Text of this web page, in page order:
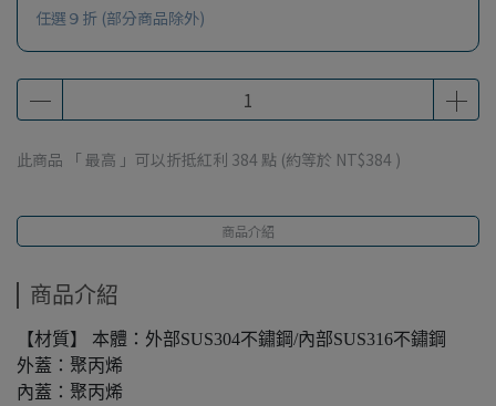
任選９折 (部分商品除外)
此商品 「 最高 」可以折抵紅利 384 點 (約等於 NT$384 )
商品介紹
商品介紹
【材質】 本體：外部SUS304不鏽鋼/內部SUS316不鏽鋼
外蓋：聚丙烯
內蓋：聚丙烯